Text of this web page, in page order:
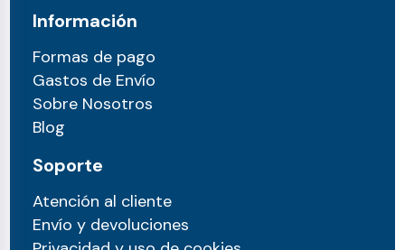
Información
Formas de pago
Gastos de Envío
Sobre Nosotros
Blog
Soporte
Atención al cliente
Envío y devoluciones